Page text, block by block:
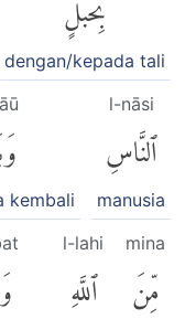
dengan/kepada tali
l-nāsi
ٱلنَّاسِ
manusia
kembali
mina
مِّنَ
l-lahi
ٱللَّهِ